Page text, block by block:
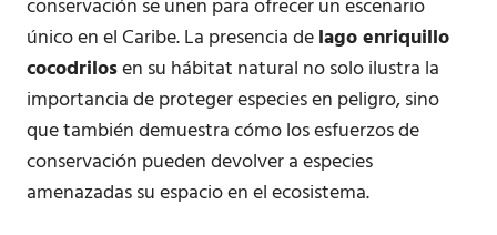
conservación se unen para ofrecer un escenario
único en el Caribe. La presencia delago enriquillo
cocodrilosen su hábitat natural no solo ilustra la
importancia de proteger especies en peligro, sino
que también demuestra cómo los esfuerzos de
conservación pueden devolver a especies
amenazadas su espacio en el ecosistema.